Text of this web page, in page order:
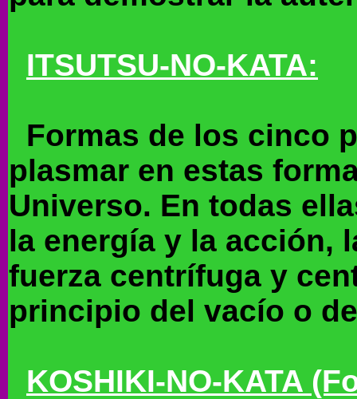
ITSUTSU-NO-KATA:
Formas de los cinco
plasmar en estas
Universo. En todas
la energía y la acción,
fuerza centrífuga y
principio del vacío o
KOSHIKI-NO-KATA